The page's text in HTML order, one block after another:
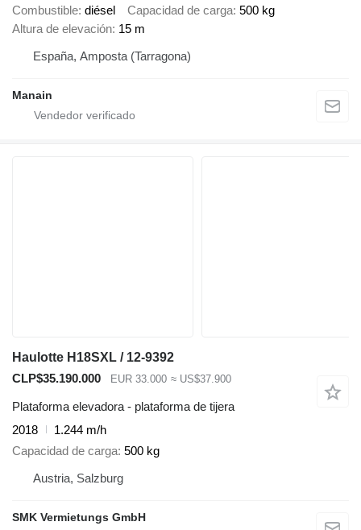
Combustible diésel Capacidad de carga 500 kg
Altura de elevación 15 m
España, Amposta (Tarragona)
Manain
Haulotte H18SXL / 12-9392
CLP$35.190.000
EUR 33.000 ≈ US$37.900
Plataforma elevadora - plataforma de tijera
2018
1.244 m/h
Capacidad de carga 500 kg
Austria, Salzburg
SMK Vermietungs GmbH